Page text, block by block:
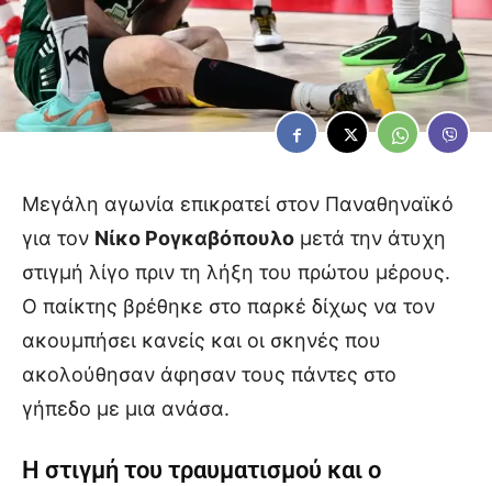
Μεγάλη αγωνία επικρατεί στον Παναθηναϊκό
για τον Νίκο Ρογκαβόπουλο μετά την άτυχη
στιγμή λίγο πριν τη λήξη του πρώτου μέρους.
Ο παίκτης βρέθηκε στο παρκέ δίχως να τον
ακουμπήσει κανείς και οι σκηνές που
ακολούθησαν άφησαν τους πάντες στο
γήπεδο με μια ανάσα.
Η στιγμή του τραυματισμού και ο